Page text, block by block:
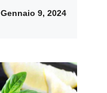
Gennaio 9, 2024